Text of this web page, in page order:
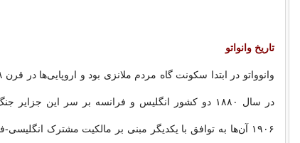
تاریخ وانواتو
در سال ۱۸۸۰ دو کشور انگلیس و فرانسه بر سر این جزایر
۱۹۰۶ آن‌ها به توافق با یکدیگر مبنی بر مالکیت مشترک